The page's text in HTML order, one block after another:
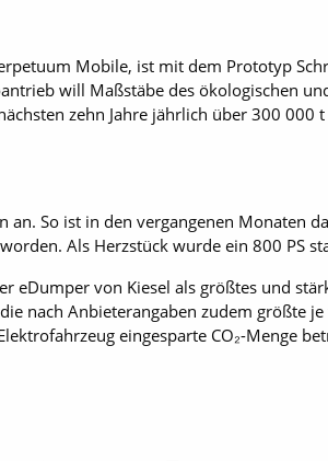
Mobile, ist mit dem Prototyp
will Maßstäbe des ökologischen
zehn Jahre jährlich über 300 000
So ist in den vergangenen Monaten
Als Herzstück wurde ein 800 PS
eDumper von Kiesel als größtes und
nach Anbieterangaben zudem größte
eingesparte CO₂-Menge